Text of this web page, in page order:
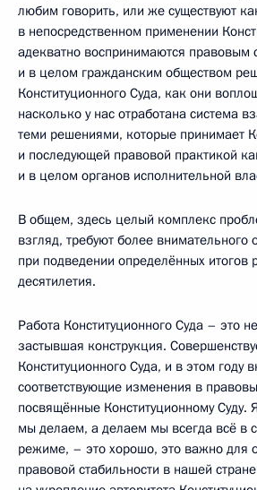
любим говорить, или же существуют
в непосредственном применении
адекватно воспринимаются правовым
и в целом гражданским обществом
Конституционного Суда, как они
насколько у нас отработана система
теми решениями, которые принимает
и последующей правовой практикой
и в целом органов исполнительной
В общем, здесь целый комплекс
взгляд, требуют более внимательного
при подведении определённых итогов
десятилетия.
Работа Конституционного Суда – это
застывшая конструкция.
Конституционного Суда, и в этом году
соответствующие изменения в
посвящённые Конституционному Суду.
мы делаем, а делаем мы всегда всё в
режиме, – это хорошо, это важно для
правовой стабильности в нашей